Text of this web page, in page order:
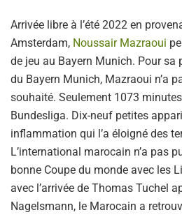
Arrivée libre à l’été 2022 en
Amsterdam, Noussair Mazraoui
de jeu au Bayern Munich. Pour sa
du Bayern Munich, Mazraoui n’a
souhaité. Seulement 1073
Bundesliga. Dix-neuf petites
inflammation qui l’a éloigné des
L’international marocain n’a pas
bonne Coupe du monde avec les
avec l’arrivée de Thomas Tuchel
Nagelsmann, le Marocain a